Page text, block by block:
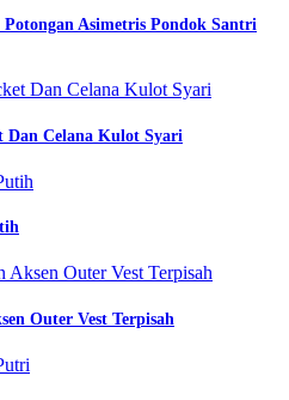
Potongan Asimetris Pondok Santri
Dan Celana Kulot Syari
Outer Vest Terpisah